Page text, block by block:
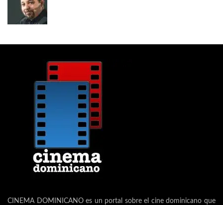
CINEMA DOMINICANO es un portal sobre el cine dominicano que